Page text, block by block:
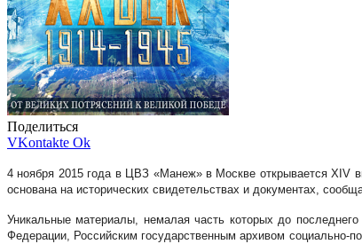
Поделиться
VKontakte Ok
4 ноября 2015 года в ЦВЗ «Манеж» в Москве открывается XIV
основана на исторических свидетельствах и документах,
Уникальные материалы, немалая часть которых до
Федерации, Российским государственным архивом социально-